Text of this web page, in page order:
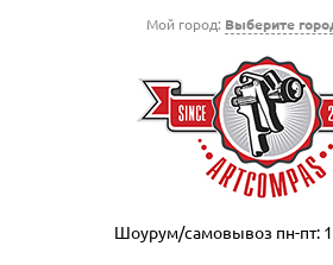
Мой город: Выберите
Шоурум/самовывоз пн-пт: